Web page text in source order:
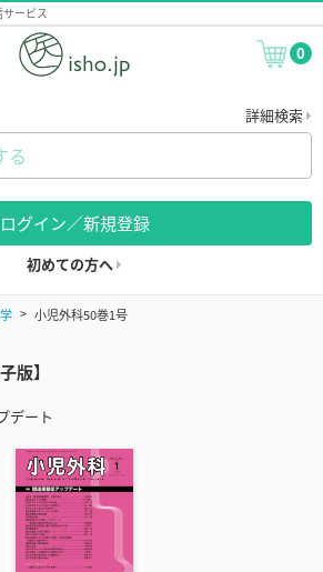
ービス
0
詳細検索
ログイン／新規登録
初めての方へ
小児外科50巻1号
版】
デート